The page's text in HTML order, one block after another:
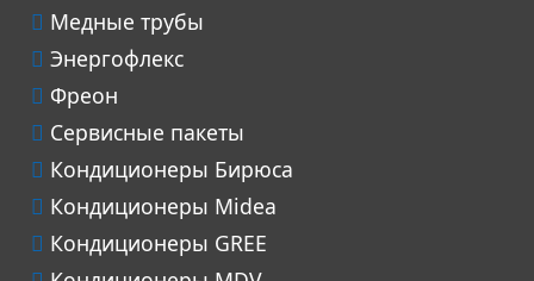
Медные трубы
Энергофлекс
Фреон
Сервисные пакеты
Кондиционеры Бирюса
Кондиционеры Midea
Кондиционеры GREE